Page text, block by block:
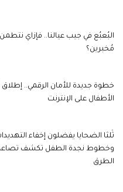
البُعبُع في جيب عيالنا.. فإزاي
مُخبرين؟
خطوة جديدة للأمان الرقمي..
الأطفال على الإنترنت
ثُلثا الضحايا يفضلون إخفاء
وخطوط نجدة الطفل تكشف تصاعد
الطرق